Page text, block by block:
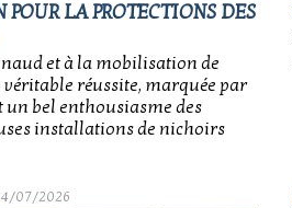
POUR LA PROTECTIONS DES
et à la mobilisation de
véritable réussite, marquée par
un bel enthousiasme des
installations de nichoirs
07/2026